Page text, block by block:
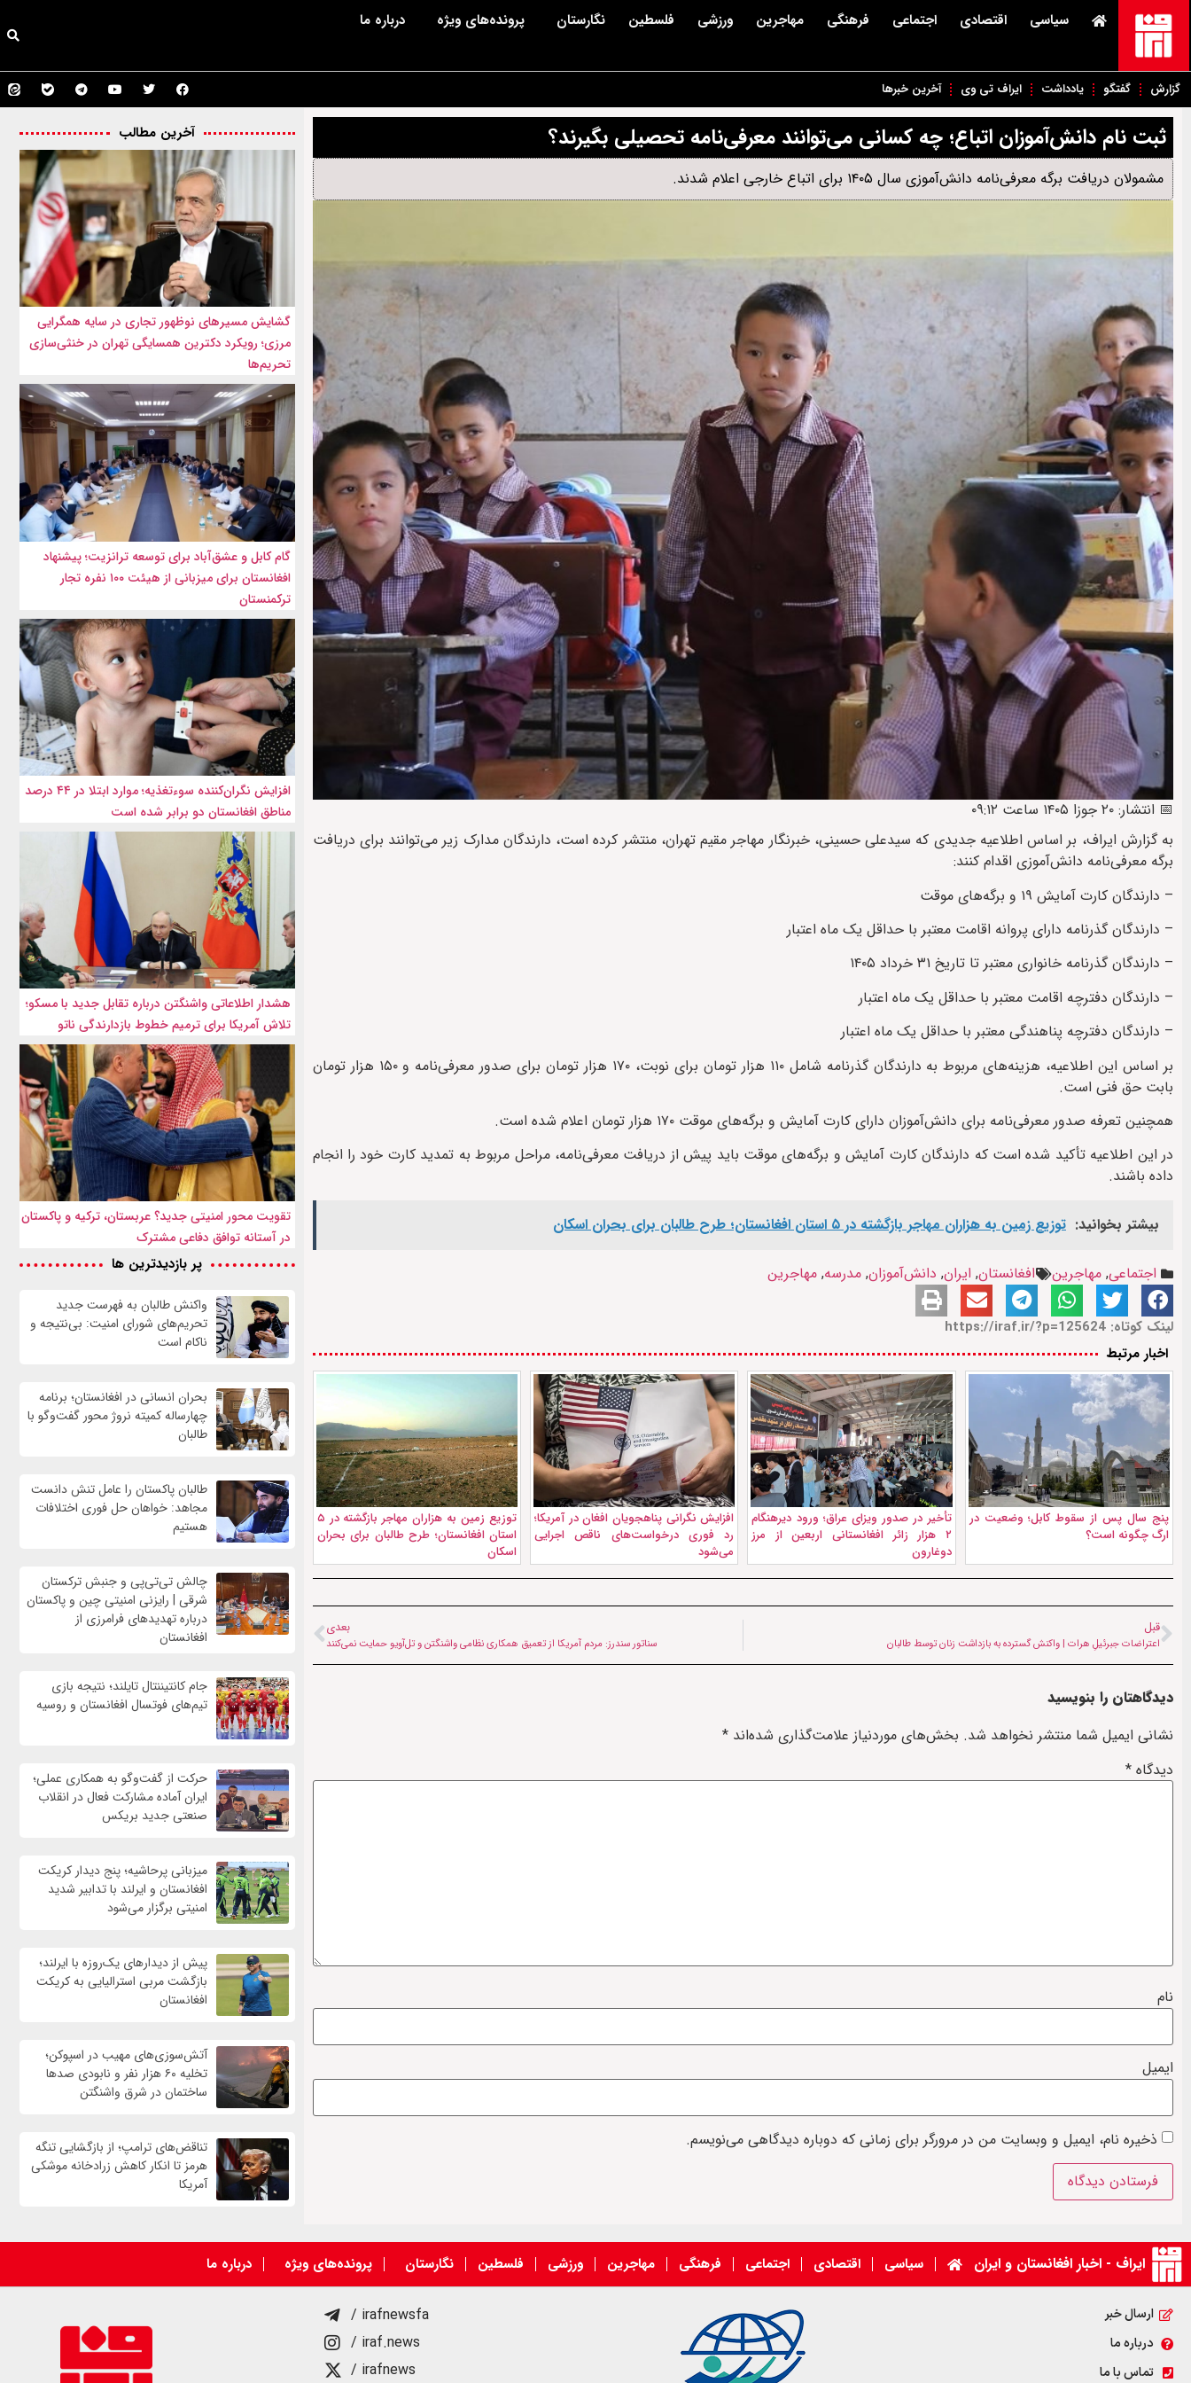
سیاسی اقتصادی اجتماعی فرهنگی مهاجرین ورزشی فلسطین نگارستان پرونده‌های ویژه درباره ما
گزارش گفتگو یادداشت ایراف تی وی آخرین خبرها
ثبت نام دانش‌آموزان اتباع؛ چه کسانی می‌توانند معرفی‌نامه تحصیلی بگیرند؟
مشمولان دریافت برگه معرفی‌نامه دانش‌آموزی سال ۱۴۰۵ برای اتباع خارجی اعلام شدند.
📅 انتشار: ۲۰ جوزا ۱۴۰۵ ساعت ۰۹:۱۲
به گزارش ایراف، بر اساس اطلاعیه جدیدی که سیدعلی حسینی، خبرنگار مهاجر مقیم تهران، منتشر کرده است، دارندگان مدارک زیر می‌توانند برای دریافت
برگه معرفی‌نامه دانش‌آموزی اقدام کنند:
– دارندگان کارت آمایش ۱۹ و برگه‌های موقت
– دارندگان گذرنامه دارای پروانه اقامت معتبر با حداقل یک ماه اعتبار
– دارندگان گذرنامه خانواری معتبر تا تاریخ ۳۱ خرداد ۱۴۰۵
– دارندگان دفترچه اقامت معتبر با حداقل یک ماه اعتبار
– دارندگان دفترچه پناهندگی معتبر با حداقل یک ماه اعتبار
بر اساس این اطلاعیه، هزینه‌های مربوط به دارندگان گذرنامه شامل ۱۱۰ هزار تومان برای نوبت، ۱۷۰ هزار تومان برای صدور معرفی‌نامه و ۱۵۰ هزار تومان
بابت حق فنی است.
همچنین تعرفه صدور معرفی‌نامه برای دانش‌آموزان دارای کارت آمایش و برگه‌های موقت ۱۷۰ هزار تومان اعلام شده است.
در این اطلاعیه تأکید شده است که دارندگان کارت آمایش و برگه‌های موقت باید پیش از دریافت معرفی‌نامه، مراحل مربوط به تمدید کارت خود را انجام
داده باشند.
بیشتر بخوانید: توزیع زمین به هزاران مهاجر بازگشته در ۵ استان افغانستان؛ طرح طالبان برای بحران اسکان
اجتماعی, مهاجرین افغانستان, ایران, دانش‌آموزان, مدرسه, مهاجرین
لینک کوتاه: https://iraf.ir/?p=125624
اخبار مرتبط
پنج سال پس از سقوط کابل؛ وضعیت در
ارگ چگونه است؟
تأخیر در صدور ویزای عراق؛ ورود دیرهنگام
۲ هزار زائر افغانستانی اربعین از مرز
دوغارون
افزایش نگرانی پناهجویان افغان در آمریکا؛
رد فوری درخواست‌های ناقص اجرایی
می‌شود
توزیع زمین به هزاران مهاجر بازگشته در ۵
استان افغانستان؛ طرح طالبان برای بحران
اسکان
قبل
اعتراضات جبرئیلِ هرات | واکنش‌ گسترده به بازداشت زنان توسط طالبان
بعدی
سناتور سندرز: مردم آمریکا از تعمیق همکاری نظامی واشنگتن و تل‌آویو حمایت نمی‌کنند
دیدگاهتان را بنویسید
نشانی ایمیل شما منتشر نخواهد شد. بخش‌های موردنیاز علامت‌گذاری شده‌اند *
دیدگاه *
نام
ایمیل
ذخیره نام، ایمیل و وبسایت من در مرورگر برای زمانی که دوباره دیدگاهی می‌نویسم.
آخرین مطالب
گشایش مسیرهای نوظهور تجاری در سایه همگرایی
مرزی؛ رویکرد دکترین همسایگی تهران در خنثی‌سازی
تحریم‌ها
گام کابل و عشق‌آباد برای توسعه ترانزیت؛ پیشنهاد
افغانستان برای میزبانی از هیئت ۱۰۰ نفره تجار
ترکمنستان
افزایش نگران‌کننده سوءتغذیه؛ موارد ابتلا در ۴۴ درصد
مناطق افغانستان دو برابر شده است
هشدار اطلاعاتی واشنگتن درباره تقابل جدید با مسکو؛
تلاش آمریکا برای ترمیم خطوط بازدارندگی ناتو
تقویت محور امنیتی جدید؟ عربستان، ترکیه و پاکستان
در آستانه توافق دفاعی مشترک
پر بازدیدترین ها
واكنش طالبان به فهرست جدید
تحریم‌های شورای امنیت: بی‌نتیجه و
ناکام است
بحران انسانی در افغانستان؛ برنامه
چهار‌ساله کمیته نروژ محور گفت‌وگو با
طالبان
طالبان پاکستان را عامل تنش دانست
مجاهد: خواهان حل فوری اختلافات
هستیم
چالش تی‌تی‌پی و جنبش ترکستان
شرقی | رایزنی امنیتی چین و پاکستان
درباره تهدیدهای فرامرزی از
افغانستان
جام کانتیننتال تایلند؛ نتیجه بازی
تیم‌های فوتسال افغانستان و روسیه
حرکت از گفت‌وگو به همکاری عملی؛
ایران آماده مشارکت فعال در انقلاب
صنعتی جدید بریکس
میزبانی پرحاشیه؛ پنج دیدار کریکت
افغانستان و ایرلند با تدابیر شدید
امنیتی برگزار می‌شود
پیش از دیدارهای یک‌روزه با ایرلند؛
بازگشت مربی استرالیایی به کریکت
افغانستان
آتش‌سوزی‌های مهیب در اسپوکن؛
تخلیه ۶۰ هزار نفر و نابودی صدها
ساختمان در شرق واشنگتن
تناقض‌های ترامپ؛ از بازگشایی تنگه
هرمز تا انکار کاهش زرادخانه موشکی
آمریکا
ایراف - اخبار افغانستان و ایران سیاسی اقتصادی اجتماعی فرهنگی مهاجرین ورزشی فلسطین نگارستان پرونده‌های ویژه درباره ما
ارسال خبر
درباره ما
تماس با ما
/ irafnewsfa
/ iraf.news
/ irafnews